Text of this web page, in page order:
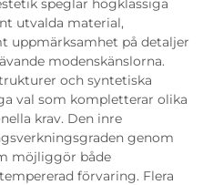
speglar högklassiga
utvalda material,
uppmärksamhet på detaljer
modenskänslorna.
och syntetiska
val som kompletterar olika
krav. Den inre
genom
möjliggör både
förvaring. Flera